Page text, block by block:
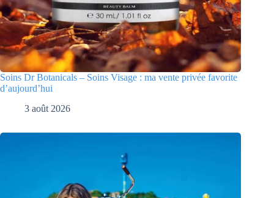
Soins Dr Botanicals – Soins Visage : ma vente privée favorite
d’aujourd’hui
3 août 2026